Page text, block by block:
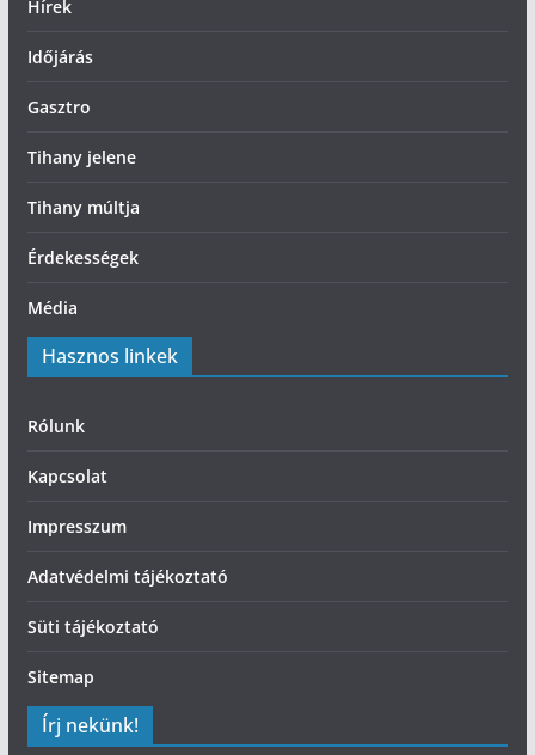
Hírek
Időjárás
Gasztro
Tihany jelene
Tihany múltja
Érdekességek
Média
Hasznos linkek
Rólunk
Kapcsolat
Impresszum
Adatvédelmi tájékoztató
Süti tájékoztató
Sitemap
Írj nekünk!